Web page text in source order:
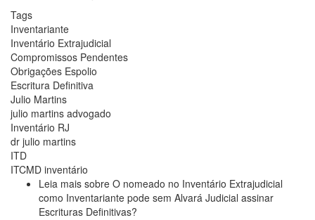
Tags
Inventariante
Inventário Extrajudicial
Compromissos Pendentes
Obrigações Espolio
Escritura Definitiva
Julio Martins
julio martins advogado
Inventário RJ
dr julio martins
ITD
ITCMD inventário
Leia mais sobre O nomeado no Inventário Extrajudicial
como Inventariante pode sem Alvará Judicial assinar
Escrituras Definitivas?